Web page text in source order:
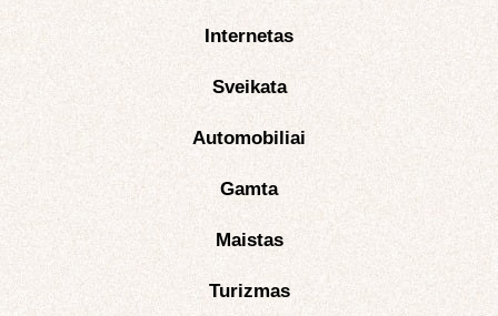
Internetas
Sveikata
Automobiliai
Gamta
Maistas
Turizmas